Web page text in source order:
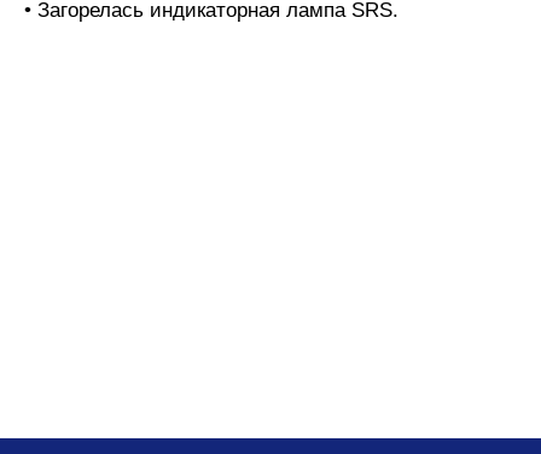
• Загорелась индикаторная лампа SRS.